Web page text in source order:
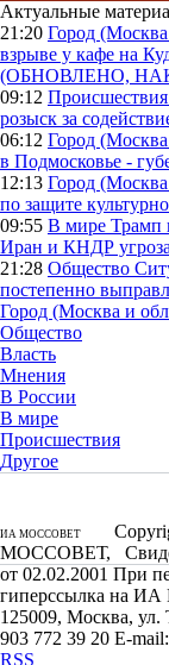
Актуальные
21:20 Город (Москва
взрыве у кафе на
(ОБНОВЛЕНО,
09:12 Происшествия
розыск за
06:12 Город (Москва
в Подмосковье -
12:13 Город (Москва
по защите
09:55 В мире Трамп
Иран и КНДР
21:28 Общество
постепенно
Город (Москва и
Общество
Власть
Мнения
В России
В мире
Происшествия
Другое
ИА МОССОВЕТ
МОССОВЕТ,
от 02.02.2001 При
гиперссылка на
125009, Москва, ул.
903 772 39 20 E-mail:
RSS